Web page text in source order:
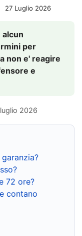
27 Luglio 2026
alcun
per
non e' reagire
e
2026
72 ore?
contano